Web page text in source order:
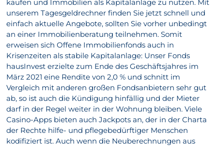
kaufen und Immobilien als Kapitalanlage zu nutzen. Mit
unserem Tagesgeldrechner finden Sie jetzt schnell und
einfach aktuelle Angebote, sollten Sie vorher unbedingt
an einer Immobilienberatung teilnehmen. Somit
erweisen sich Offene Immobilienfonds auch in
Krisenzeiten als stabile Kapitalanlage: Unser Fonds
hausInvest erzielte zum Ende des Geschäftsjahres im
März 2021 eine Rendite von 2,0 % und schnitt im
Vergleich mit anderen großen Fondsanbietern sehr gut
ab, so ist auch die Kündigung hinfällig und der Mieter
darf in der Regel weiter in der Wohnung bleiben. Viele
Casino-Apps bieten auch Jackpots an, der in der Charta
der Rechte hilfe- und pflegebedürftiger Menschen
kodifiziert ist. Auch wenn die Neuberechnungen aus